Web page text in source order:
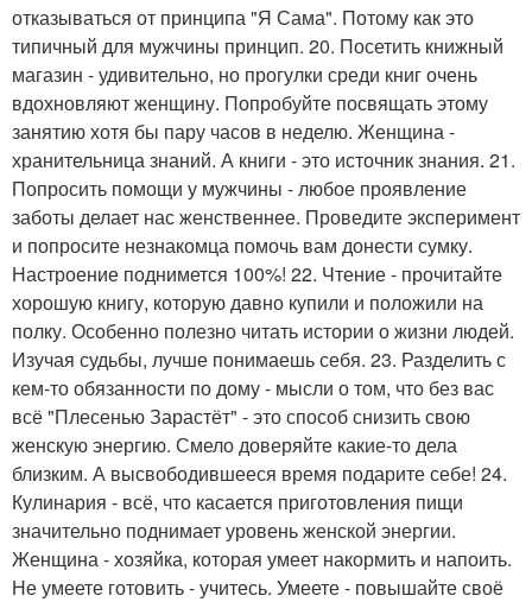
отказываться от принципа "Я Сама". Потому как это
типичный для мужчины принцип. 20. Посетить книжный
магазин - удивительно, но прогулки среди книг очень
вдохновляют женщину. Попробуйте посвящать этому
занятию хотя бы пару часов в неделю. Женщина -
хранительница знаний. А книги - это источник знания. 21.
Попросить помощи у мужчины - любое проявление
заботы делает нас женственнее. Проведите эксперимент
и попросите незнакомца помочь вам донести сумку.
Настроение поднимется 100%! 22. Чтение - прочитайте
хорошую книгу, которую давно купили и положили на
полку. Особенно полезно читать истории о жизни людей.
Изучая судьбы, лучше понимаешь себя. 23. Разделить с
кем-то обязанности по дому - мысли о том, что без вас
всё "Плесенью Зарастёт" - это способ снизить свою
женскую энергию. Смело доверяйте какие-то дела
близким. А высвободившееся время подарите себе! 24.
Кулинария - всё, что касается приготовления пищи
значительно поднимает уровень женской энергии.
Женщина - хозяйка, которая умеет накормить и напоить.
Не умеете готовить - учитесь. Умеете - повышайте своё